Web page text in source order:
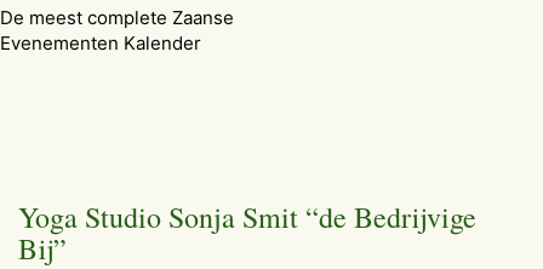
De meest complete Zaanse
Evenementen Kalender
Yoga Studio Sonja Smit “de Bedrijvige
Bij”